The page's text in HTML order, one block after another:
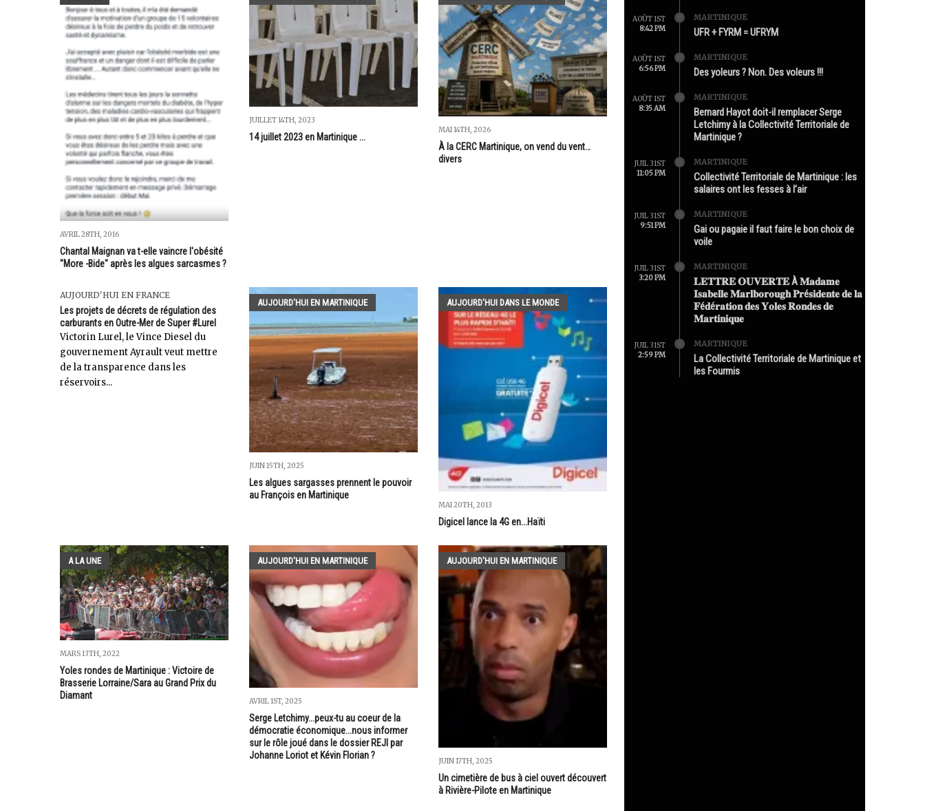
AVRIL 28TH, 2016
Chantal Maignan va t-elle vaincre l'obésité
"More -Bide" après les algues sarcasmes ?
JUILLET 14TH, 2023
14 juillet 2023 en Martinique ...
MAI 14TH, 2026
À la CERC Martinique, on vend du vent…
divers
AUJOURD'HUI EN FRANCE
Les projets de décrets de régulation des
carburants en Outre-Mer de Super #Lurel
Victorin Lurel, le Vince Diesel du
gouvernement Ayrault veut mettre
de la transparence dans les
réservoirs...
AUJOURD'HUI EN MARTINIQUE
JUIN 15TH, 2025
Les algues sargasses prennent le pouvoir
au François en Martinique
AUJOURD'HUI DANS LE MONDE
MAI 20TH, 2013
Digicel lance la 4G en...Haïti
A LA UNE
MARS 13TH, 2022
Yoles rondes de Martinique : Victoire de
Brasserie Lorraine/Sara au Grand Prix du
Diamant
AUJOURD'HUI EN MARTINIQUE
AVRIL 1ST, 2025
Serge Letchimy...peux-tu au coeur de la
démocratie économique...nous informer
sur le rôle joué dans le dossier REJI par
Johanne Loriot et Kévin Florian ?
AUJOURD'HUI EN MARTINIQUE
JUIN 17TH, 2025
Un cimetière de bus à ciel ouvert découvert
à Rivière-Pilote en Martinique
AOÛT 1ST
8:42 PM
MARTINIQUE
UFR + FYRM = UFRYM
AOÛT 1ST
6:56 PM
MARTINIQUE
Des yoleurs ? Non. Des voleurs !!!
AOÛT 1ST
8:35 AM
MARTINIQUE
Bernard Hayot doit-il remplacer Serge
Letchimy à la Collectivité Territoriale de
Martinique ?
JUIL 31ST
11:05 PM
MARTINIQUE
Collectivité Territoriale de Martinique : les
salaires ont les fesses à l’air
JUIL 31ST
9:51 PM
MARTINIQUE
Gai ou pagaie il faut faire le bon choix de
voile
JUIL 31ST
3:20 PM
MARTINIQUE
𝐋𝐄𝐓𝐓𝐑𝐄 𝐎𝐔𝐕𝐄𝐑𝐓𝐄 À 𝐌𝐚𝐝𝐚𝐦𝐞
𝐈𝐬𝐚𝐛𝐞𝐥𝐥𝐞 𝐌𝐚𝐫𝐥𝐛𝐨𝐫𝐨𝐮𝐠𝐡 𝐏𝐫é𝐬𝐢𝐝𝐞𝐧𝐭𝐞 𝐝𝐞 𝐥𝐚
𝐅é𝐝é𝐫𝐚𝐭𝐢𝐨𝐧 𝐝𝐞𝐬 𝐘𝐨𝐥𝐞𝐬 𝐑𝐨𝐧𝐝𝐞𝐬 𝐝𝐞
𝐌𝐚𝐫𝐭𝐢𝐧𝐢𝐪𝐮𝐞
JUIL 31ST
2:59 PM
MARTINIQUE
La Collectivité Territoriale de Martinique et
les Fourmis